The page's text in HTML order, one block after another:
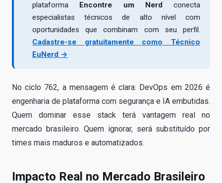
plataforma Encontre um Nerdconecta
especialistas técnicos de alto nível com
oportunidades que combinam com seu perfil.
Cadastre-se gratuitamente como Técnico
EuNerd →
No ciclo 762, a mensagem é clara: DevOps em 2026 é
engenharia de plataforma com segurança e IA embutidas.
Quem dominar esse stack terá vantagem real no
mercado brasileiro. Quem ignorar, será substituído por
times mais maduros e automatizados.
Impacto Real no Mercado Brasileiro